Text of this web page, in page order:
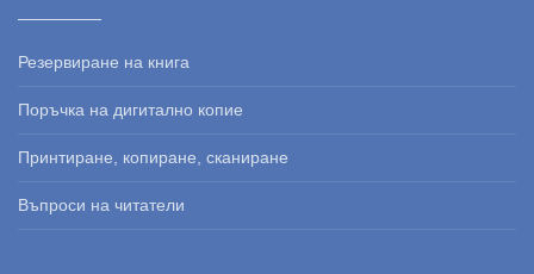
Резервиране на книга
Поръчка на дигитално копие
Принтиране, копиране, сканиране
Въпроси на читатели